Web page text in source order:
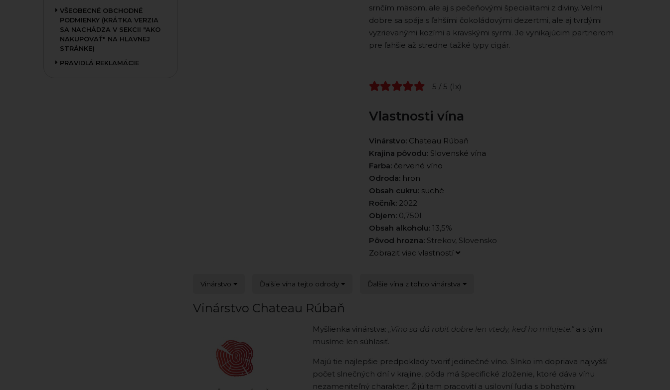
VŠEOBECNÉ OBCHODNÉ
PODMIENKY (KRÁTKA VERZIA
SA NACHÁDZA V SEKCII "AKO
NAKUPOVAŤ" NA HLAVNEJ
STRÁNKE)
PRAVIDLÁ REKLAMÁCIE
srnčím mäsom, ale aj s pečeňovými špecialitami z diviny. Veľmi
dobre sa spája s ľahšími čokoládovými dezertmi, ale aj tvrdými
vyzrievanými kozími a kravskými syrmi. Je vynikajúcim partnerom
pre ľahšie až stredne ťažké typy cigár.
5 / 5 (1x)
Vlastnosti vína
Vinárstvo: Chateau Rúbaň
Krajina pôvodu: Slovenské vína
Farba: červené víno
Odroda: hron
Obsah cukru: suché
Ročník:2022
Objem:0,750l
Obsah alkoholu:13,5%
Pôvod hrozna:Strekov, Slovensko
Zobraziť viac vlastností
Vinárstvo Ďalšie vína tejto odrody Ďalšie vína z tohto vinárstva
Vinárstvo Chateau Rúbaň
Myšlienka vinárstva: ,,Víno sa dá robiť dobre len vtedy, keď ho milujete." a s tým
musíme len súhlasiť.
Majú tie najlepšie predpoklady tvoriť jedinečné víno. Slnko im dopriava najvyšší
počet slnečných dní v krajine, pôda má špecifické zloženie, ktoré dáva vínu
nezameniteľný charakter. Žijú tam pracovití a usilovní ľudia s bohatými